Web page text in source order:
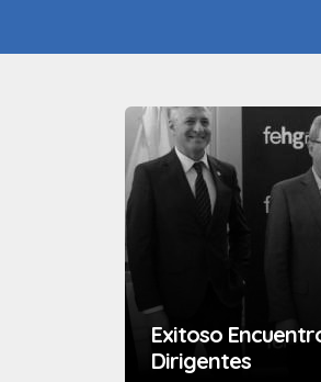
Exitoso
Dirigentes